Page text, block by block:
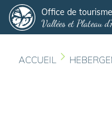
Office de tourisme
Vallées et Plateau
ACCUEIL
Panneau de gestion des